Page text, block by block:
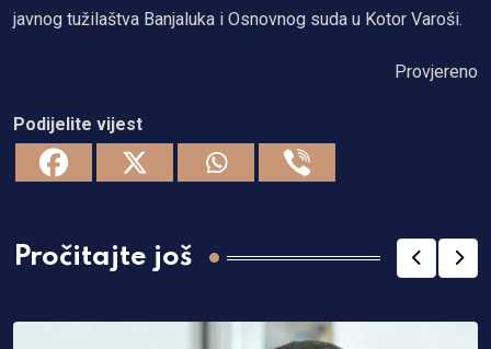
javnog tužilaštva Banjaluka i Osnovnog suda u Kotor Varoši.
Provjereno
Podijelite vijest
Pročitajte još